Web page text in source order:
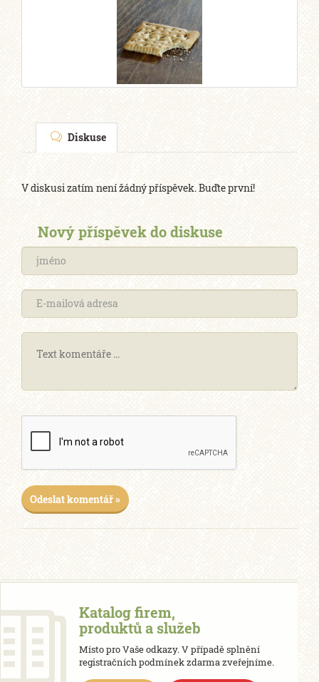
Diskuse
V diskusi zatím není žádný příspěvek. Buďte první!
Nový příspěvek do diskuse
Odeslat komentář »
Katalog firem,
produktů a služeb
Místo pro Vaše odkazy. V případě splnění
registračních podmínek zdarma zveřejníme.